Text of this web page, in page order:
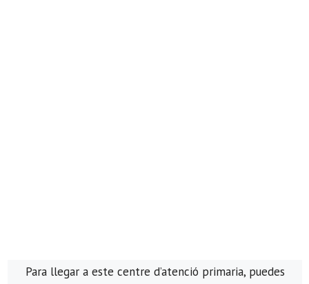
Para llegar a este centre d’atenció primaria, puedes